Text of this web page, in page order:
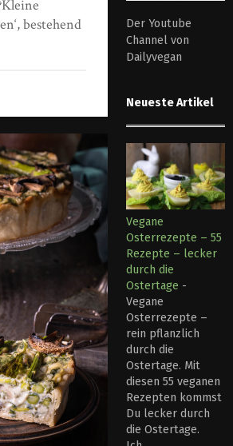
bestehend
Der Youtube
Channel von
Dailyvegan
Neueste Artikel
Vegane
Osterrezepte – 55
Rezepte – lecker
durch die
Ostertage -
Vegane
Osterrezepte –
rein pflanzlich
durch die
Ostertage. Mit
diesen 55 veganen
Rezepten kommst
Du lecker durch
die Ostertage.